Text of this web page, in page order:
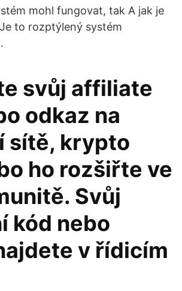
mohl fungovat, tak A jak je
to rozptýlený systém
svůj affiliate
odkaz na
sítě, krypto
ho rozšiřte ve
Svůj
kód nebo
v řídicím